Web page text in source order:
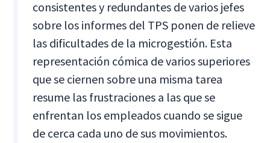
consistentes y redundantes de varios jefes
sobre los informes del TPS ponen de relieve
las dificultades de la microgestión. Esta
representación cómica de varios superiores
que se ciernen sobre una misma tarea
resume las frustraciones a las que se
enfrentan los empleados cuando se sigue
de cerca cada uno de sus movimientos.